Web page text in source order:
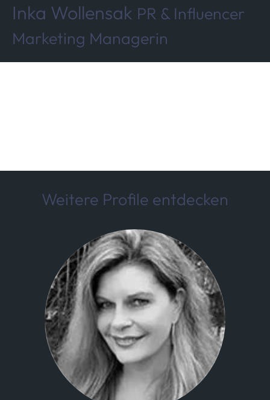
Inka Wollensak PR & Influencer
Marketing Managerin
Weitere Profile entdecken